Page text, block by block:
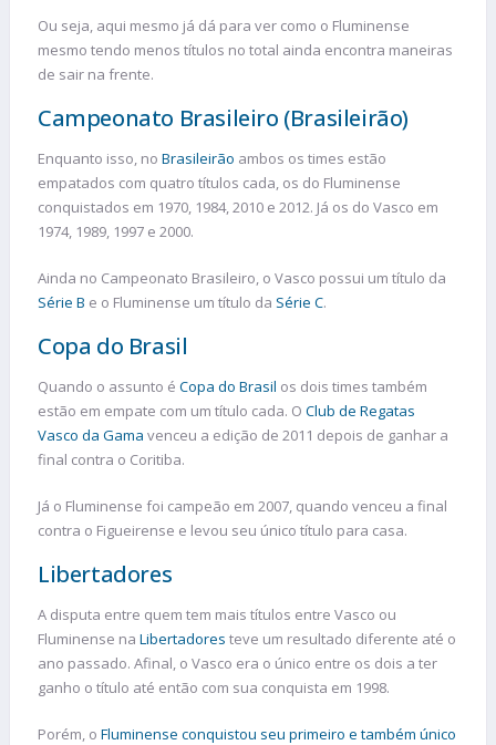
Ou seja, aqui mesmo já dá para ver como o Fluminense
mesmo tendo menos títulos no total ainda encontra maneiras
de sair na frente.
Campeonato Brasileiro (Brasileirão)
Enquanto isso, no Brasileirão ambos os times estão
empatados com quatro títulos cada, os do Fluminense
conquistados em 1970, 1984, 2010 e 2012. Já os do Vasco em
1974, 1989, 1997 e 2000.
Ainda no Campeonato Brasileiro, o Vasco possui um título da
Série B e o Fluminense um título da Série C.
Copa do Brasil
Quando o assunto é Copa do Brasil os dois times também
estão em empate com um título cada. O Club de Regatas
Vasco da Gama venceu a edição de 2011 depois de ganhar a
final contra o Coritiba.
Já o Fluminense foi campeão em 2007, quando venceu a final
contra o Figueirense e levou seu único título para casa.
Libertadores
A disputa entre quem tem mais títulos entre Vasco ou
Fluminense na Libertadores teve um resultado diferente até o
ano passado. Afinal, o Vasco era o único entre os dois a ter
ganho o título até então com sua conquista em 1998.
Porém, o Fluminense conquistou seu primeiro e também único